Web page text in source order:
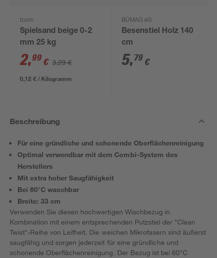
toom
Spielsand beige 0-2
mm 25 kg
2,99 € 3,29 €
0,12 € / Kilogramm
BÜMAG eG
Besenstiel Holz 140
cm
5,79 €
Beschreibung
Für eine gründliche und schonende Oberflächenreinigung
Optimal verwendbar mit dem Combi-System des
Herstellers
Mit extra hoher Saugfähigkeit
Bei 60°C waschbar
Breite: 33 cm
Verwenden Sie diesen hochwertigen Wischbezug in
Kombination mit einem entsprechenden Putzstiel der "Clean
Twist"-Reihe von Leifheit. Die weichen Mikrofasern sind äußerst
saugfähig und sorgen jederzeit für eine gründliche und
schonende Oberflächenreinigung. Der Bezug ist bei 60°C